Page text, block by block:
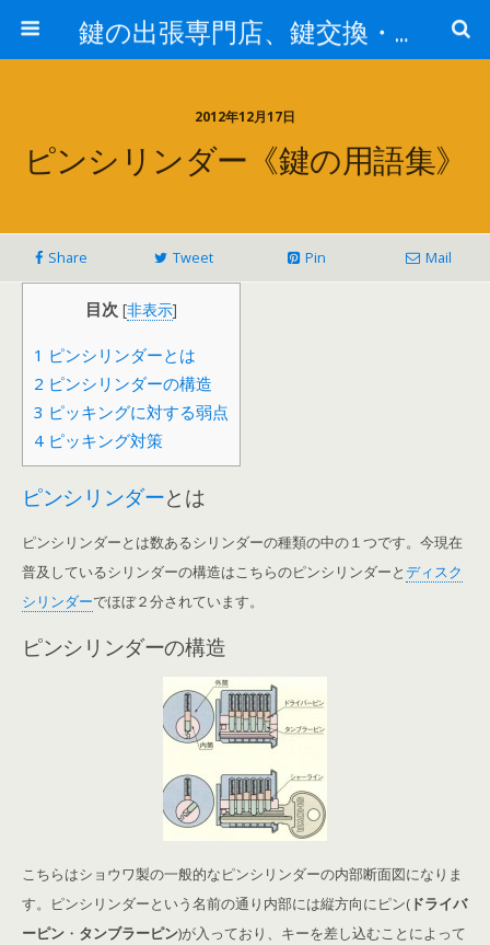
鍵の出張専門店、鍵交換・修理が格安料金/東京・埼玉・さいたま市
2012年12月17日
ピンシリンダー《鍵の用語集》
Share Tweet Pin Mail
目次 [非表示]
1 ピンシリンダーとは
2 ピンシリンダーの構造
3 ピッキングに対する弱点
4 ピッキング対策
ピンシリンダーとは
ピンシリンダーとは数あるシリンダーの種類の中の１つです。今現在
普及しているシリンダーの構造はこちらのピンシリンダーとディスク
シリンダーでほぼ２分されています。
ピンシリンダーの構造
こちらはショウワ製の一般的なピンシリンダーの内部断面図になりま
す。ピンシリンダーという名前の通り内部には縦方向にピン( ドライバ
ーピン ・ タンブラーピン)が入っており、キーを差し込むことによって